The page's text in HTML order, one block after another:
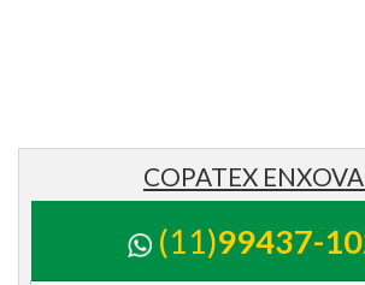
COPATEX
(11)99437-